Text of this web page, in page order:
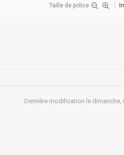
Taille de police
Dernière modification le dimanche,